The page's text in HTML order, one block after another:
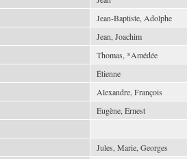
Jean-Baptiste, Adolphe
Jean, Joachim
Thomas, *Amédée
Étienne
Alexandre, François
Eugène, Ernest
Jules, Marie, Georges